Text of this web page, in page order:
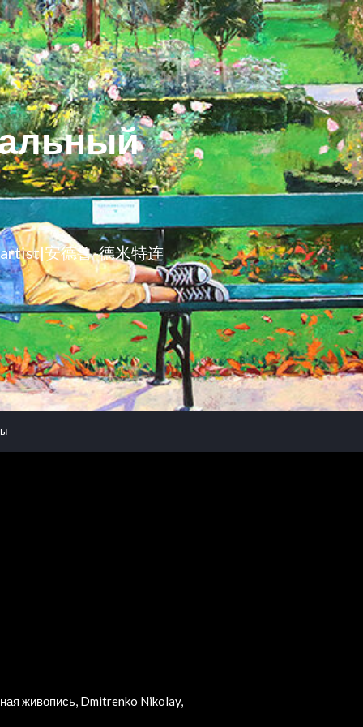
安德鲁-德米特连
живопись, Dmitrenko Nikolay,